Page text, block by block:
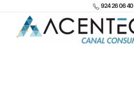
924 26 06 40